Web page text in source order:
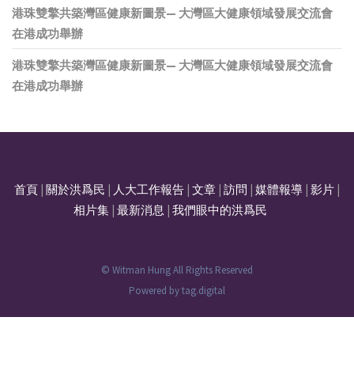
港珠雙擎共築灣區健康新圖景— 大灣區大健康領域發展交流會
在港成功舉辦
港珠雙擎共築灣區健康新圖景— 大灣區大健康領域發展交流會
在港成功舉辦
首頁 關於洪爲民 人大工作報告 文章 訪問 媒體報導 影片
相片集| 最新消息 我們眼中的洪爲民
© Witman Hung All Rights Reserved
Powered bytag.digital